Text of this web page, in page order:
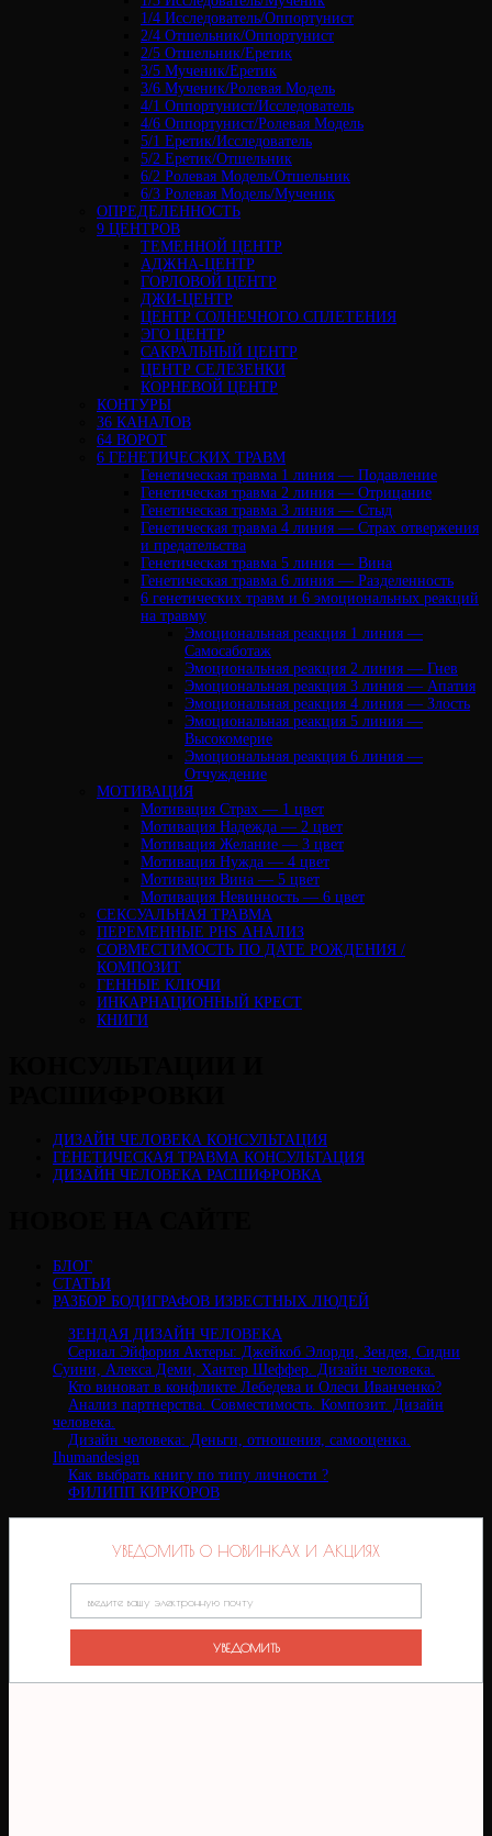
1/4 Исследователь/Оппортунист
2/4 Отшельник/Оппортунист
2/5 Отшельник/Еретик
3/5 Мученик/Еретик
3/6 Мученик/Ролевая Модель
4/1 Оппортунист/Исследователь
4/6 Оппортунист/Ролевая Модель
5/1 Еретик/Исследователь
5/2 Еретик/Отшельник
6/2 Ролевая Модель/Отшельник
6/3 Ролевая Модель/Мученик
ОПРЕДЕЛЕННОСТЬ
9 ЦЕНТРОВ
ТЕМЕННОЙ ЦЕНТР
АДЖНА-ЦЕНТР
ГОРЛОВОЙ ЦЕНТР
ДЖИ-ЦЕНТР
ЦЕНТР СОЛНЕЧНОГО СПЛЕТЕНИЯ
ЭГО ЦЕНТР
САКРАЛЬНЫЙ ЦЕНТР
ЦЕНТР СЕЛЕЗЕНКИ
КОРНЕВОЙ ЦЕНТР
КОНТУРЫ
36 КАНАЛОВ
64 ВОРОТ
6 ГЕНЕТИЧЕСКИХ ТРАВМ
Генетическая травма 1 линия — Подавление
Генетическая травма 2 линия — Отрицание
Генетическая травма 3 линия — Стыд
Генетическая травма 4 линия — Страх отвержения
и предательства
Генетическая травма 5 линия — Вина
Генетическая травма 6 линия — Разделенность
6 генетических травм и 6 эмоциональных реакций
на травму
Эмоциональная реакция 1 линия —
Самосаботаж
Эмоциональная реакция 2 линия — Гнев
Эмоциональная реакция 3 линия — Апатия
Эмоциональная реакция 4 линия — Злость
Эмоциональная реакция 5 линия —
Высокомерие
Эмоциональная реакция 6 линия —
Отчуждение
МОТИВАЦИЯ
Мотивация Страх — 1 цвет
Мотивация Надежда — 2 цвет
Мотивация Желание — 3 цвет
Мотивация Нужда — 4 цвет
Мотивация Вина — 5 цвет
Мотивация Невинность — 6 цвет
СЕКСУАЛЬНАЯ ТРАВМА
ПЕРЕМЕННЫЕ PHS АНАЛИЗ
CОВМЕСТИМОСТЬ ПО ДАТЕ РОЖДЕНИЯ /
КОМПОЗИТ
ГЕННЫЕ КЛЮЧИ
ИНКАРНАЦИОННЫЙ КРЕСТ
КНИГИ
ДИЗАЙН ЧЕЛОВЕКА КОНСУЛЬТАЦИЯ
ГЕНЕТИЧЕСКАЯ ТРАВМА КОНСУЛЬТАЦИЯ
ДИЗАЙН ЧЕЛОВЕКА РАСШИФРОВКА
БЛОГ
СТАТЬИ
РАЗБОР БОДИГРАФОВ ИЗВЕСТНЫХ ЛЮДЕЙ
ЗЕНДАЯ ДИЗАЙН ЧЕЛОВЕКА
Сериал Эйфория Актеры: Джейкоб Элорди, Зендея, Сидни
Суини, Алекса Деми, Хантер Шеффер. Дизайн человека.
Кто виноват в конфликте Лебедева и Олеси Иванченко?
Анализ партнерства. Совместимость. Композит. Дизайн
человека.
Дизайн человека: Деньги, отношения, самооценка.
Ihumandesign
Как выбрать книгу по типу личности ?
ФИЛИПП КИРКОРОВ
УВЕДОМИТЬ О НОВИНКАХ И АКЦИЯХ